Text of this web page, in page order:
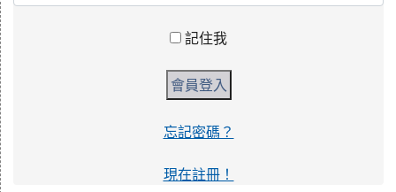
記住我
忘記密碼？
現在註冊！